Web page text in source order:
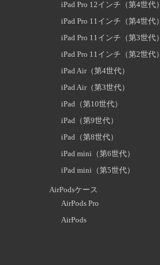
iPad Pro 12インチ（第4世代）
iPad Pro 11インチ（第4世代）
iPad Pro 11インチ（第3世代）
iPad Pro 11インチ（第2世代）
iPad Air（第4世代）
iPad Air（第3世代）
iPad（第10世代）
iPad（第9世代）
iPad（第8世代）
iPad mini（第6世代）
iPad mini（第5世代）
AirPodsケース
AirPods Pro
AirPods